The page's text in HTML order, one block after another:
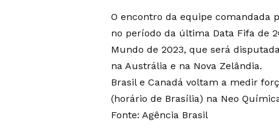
O encontro da equipe comandada
no período da última Data Fifa de
Mundo de 2023, que será
na Austrália e na Nova Zelândia.
Brasil e Canadá voltam a medir
(horário de Brasília) na Neo
Fonte: Agência Brasil